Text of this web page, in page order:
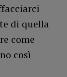
di quella
come
così